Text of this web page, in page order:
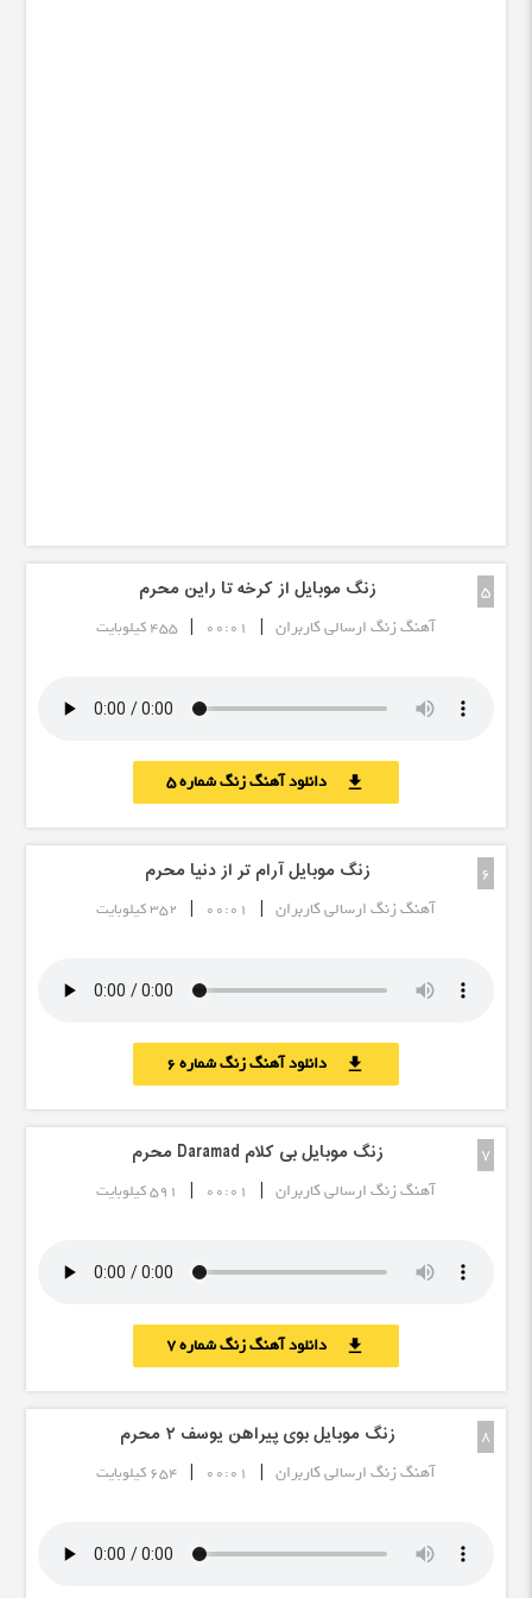
5 زنگ موبایل از کرخه تا راین محرم
آهنگ زنگ ارسالی کاربران |
00:01
| 455 کیلوبایت
download دانلود آهنگ زنگ شماره 5
6 زنگ موبایل آرام تر از دنیا محرم
آهنگ زنگ ارسالی کاربران |
00:01
| 352 کیلوبایت
download دانلود آهنگ زنگ شماره 6
7 زنگ موبایل بی کلام Daramad محرم
آهنگ زنگ ارسالی کاربران |
00:01
| 591 کیلوبایت
download دانلود آهنگ زنگ شماره 7
8 زنگ موبایل بوی پیراهن یوسف ٢ محرم
آهنگ زنگ ارسالی کاربران |
00:01
| 654 کیلوبایت